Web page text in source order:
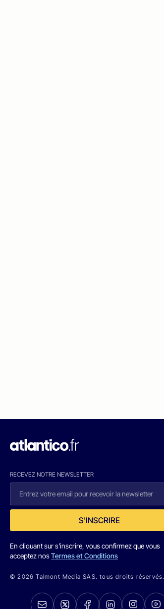
RECEVEZ NOTRE NEWSLETTER
S'INSCRIRE
En cliquant sur s'inscrire, vous confirmez que vous
acceptez nosTermes et Conditions
© 2026 Talmont Media SAS. tous droits réservés.